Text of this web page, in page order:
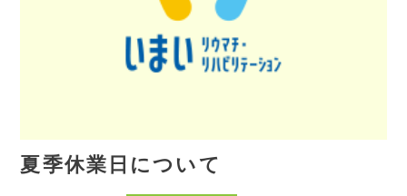
夏季休業日について